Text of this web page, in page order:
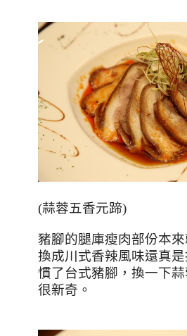
(蒜蓉五香元蹄)
豬腳的腿庫瘦肉部份本來
換成川式香辣風味還真
慣了台式豬腳，換一下蒜
很新奇。